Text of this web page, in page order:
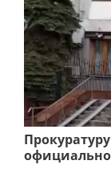
официально